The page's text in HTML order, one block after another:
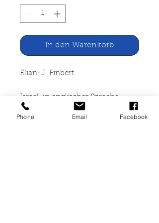
In den Warenkorb
Elian-J. Finbert
Israel. in englischer Sprache.
Hachette World Guides
Phone Email Facebook